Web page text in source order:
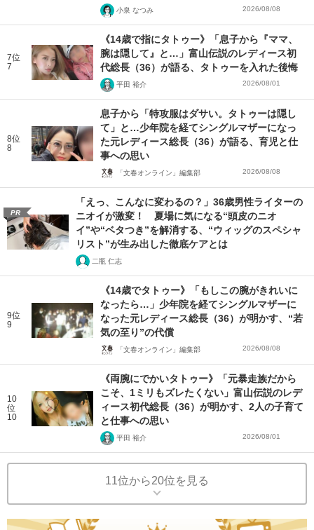
小泉 なつみ 2026/08/08
7位
7
《14歳で指にタトゥー》「息子から『ママ、
腕は隠して』と…」富山伝説のレディース初
代総長（36）が語る、タトゥーを入れた後悔
平田 裕介 2026/08/01
8位
8
息子から「特攻服はダサい。タトゥーは隠し
て」と…少年院を経てシングルマザーになっ
た元レディース総長（36）が語る、育児と仕
事への思い
「文春オンライン」編集部 2026/08/08
PR
「えっ、こんなに変わるの？」36歳男性ライターの
ニオイが激変！ 夏場に気になる“頭皮のニオ
イ”や“ベタつき”を解消する、“ウィッグのスペシャ
リスト”が生み出した徹底ケアとは
二瓶 仁志
9位
9
《14歳でタトゥー》「もしこの腕がきれいに
なったら…」少年院を経てシングルマザーに
なった元レディース総長（36）が明かす、“若
気の至り”の代償
「文春オンライン」編集部 2026/08/08
10
位
10
《両腕にでかいタトゥー》「元暴走族だから
こそ、1ミリもズレたくない」富山伝説のレデ
ィース初代総長（36）が明かす、2人の子育て
と仕事への思い
平田 裕介 2026/08/01
11位から20位を見る